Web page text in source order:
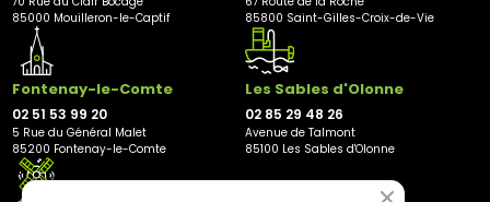
85000 Mouilleron-le-Captif
85800 Saint-Gilles-Croix-de-Vie
Fontenay-le-Comte
02 51 53 99 20
5 Rue du Général Malet
85200 Fontenay-le-Comte
Les Sables d'Olonne
02 85 29 48 26
Avenue de Talmont
85100 Les Sables d'Olonne